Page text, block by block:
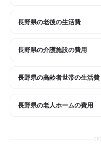
長野県の老後の生活費
長野県の介護施設の費用
長野県の高齢者世帯の生活費
長野県の老人ホームの費用